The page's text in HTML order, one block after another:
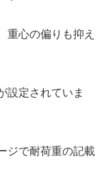
重心の偏りも抑え
設定されていま
ジで耐荷重の記載